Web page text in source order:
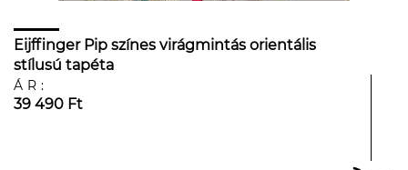
Eijffinger Pip színes virágmintás orientális
stílusú tapéta
ÁR:
39 490 Ft